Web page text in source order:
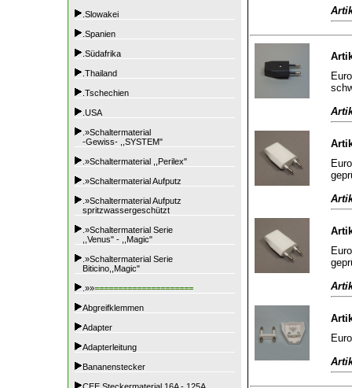
.Slowakei
.Spanien
.Südafrika
.Thailand
.Tschechien
.USA
.»Schaltermaterial
-Gewiss- ,,SYSTEM"
.»Schaltermaterial ,,Perilex"
.»Schaltermaterial Aufputz
.»Schaltermaterial Aufputz
spritzwassergeschützt
.»Schaltermaterial Serie
,,Venus" - ,,Magic"
.»Schaltermaterial Serie
Biticino,,Magic"
.»»=====================
Abgreifklemmen
Adapter
Adapterleitung
Bananenstecker